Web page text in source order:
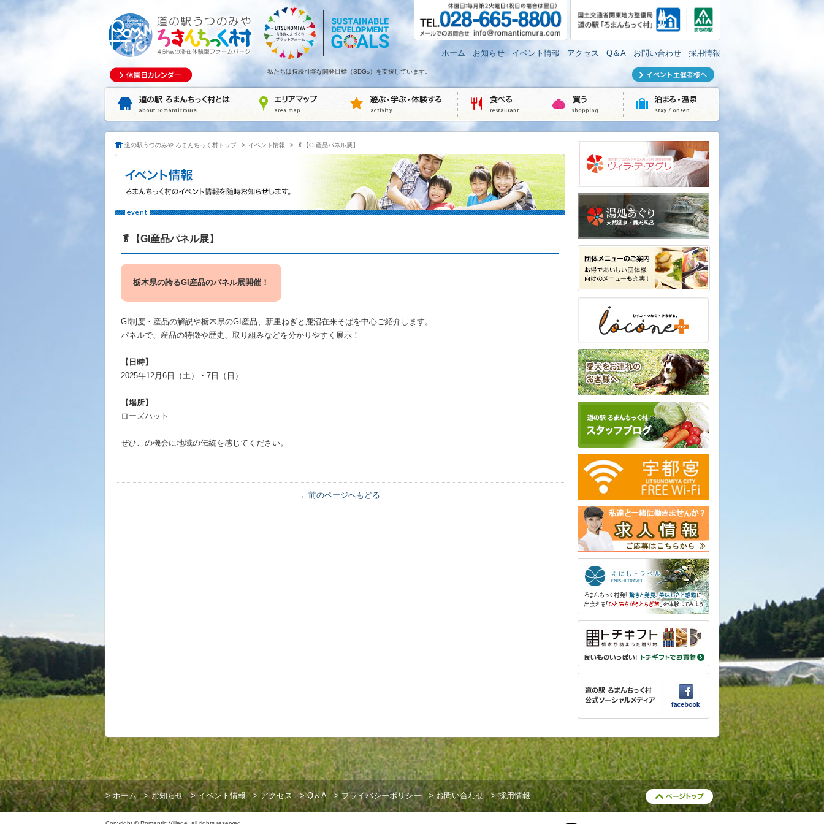
ホーム お知らせ イベント情報 アクセス Q＆A お問い合わせ 採用情報
私たちは持続可能な開発目標（SDGs）を支援しています。
道の駅うつのみや ろまんちっく村トップ > イベント情報 > 🥬【GI産品パネル展】
🥬【GI産品パネル展】
栃木県の誇るGI産品のパネル展開催！
GI制度・産品の解説や栃木県のGI産品、新里ねぎと鹿沼在来そばを中心ご紹介します。
パネルで、産品の特徴や歴史、取り組みなどを分かりやすく展示！
【日時】
2025年12月6日（土）・7日（日）
【場所】
ローズハット
ぜひこの機会に地域の伝統を感じてください。
←前のページへもどる
>ホーム >お知らせ >イベント情報 >アクセス >Q＆A >プライバシーポリシー >お問い合わせ >採用情報